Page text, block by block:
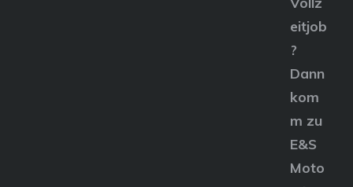
eitjob
?
Dann
kom
m zu
E&S
Moto